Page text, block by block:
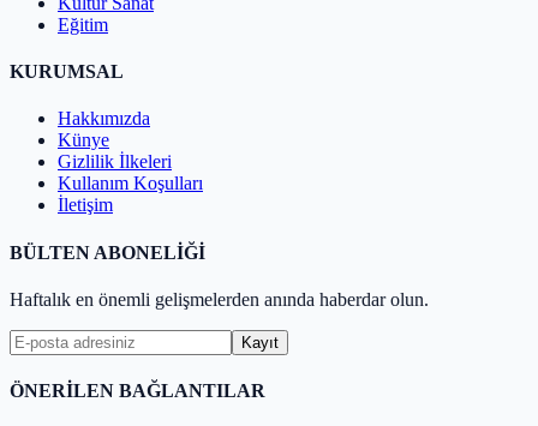
Eğitim
KURUMSAL
Hakkımızda
Künye
Gizlilik İlkeleri
Kullanım Koşulları
İletişim
BÜLTEN ABONELİĞİ
Haftalık en önemli gelişmelerden anında haberdar olun.
Kayıt
ÖNERİLEN BAĞLANTILAR